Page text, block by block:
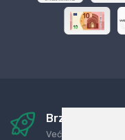
Brza i sigurna
Već za nekoliko